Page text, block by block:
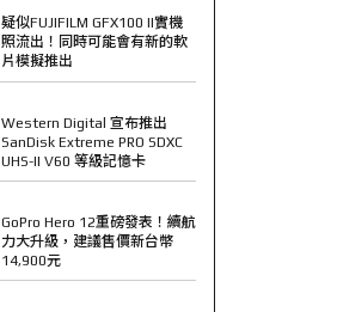
疑似FUJIFILM GFX100 II實機
照流出！同時可能會有新的軟
片模擬推出
Western Digital 宣布推出
SanDisk Extreme PRO SDXC
UHS-II V60 等級記憶卡
GoPro Hero 12重磅發表！續航
力大升級，建議售價新台幣
14,900元